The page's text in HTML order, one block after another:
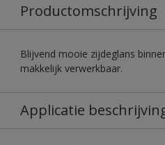
Productomschrijving
Blijvend mooie zijdeglans
makkelijk verwerkbaar.
Applicatie